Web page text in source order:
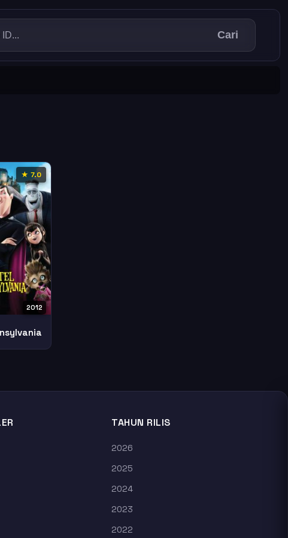
Cari
★ 7.0
2012
TAHUN RILIS
2026
2025
2024
2023
2022